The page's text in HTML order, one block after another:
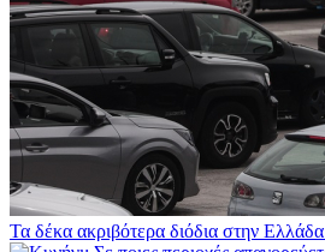
Τα δέκα ακριβότερα διόδια στην Ελλάδα